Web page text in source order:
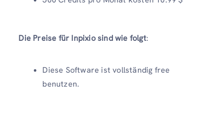
Die Preise für Inpixio sind wie folgt:
Diese Software ist vollständig free
benutzen.